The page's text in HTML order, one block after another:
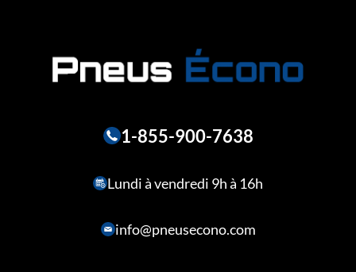
1-855-900-7638
Lundi à vendredi 9h à 16h
info@pneusecono.com